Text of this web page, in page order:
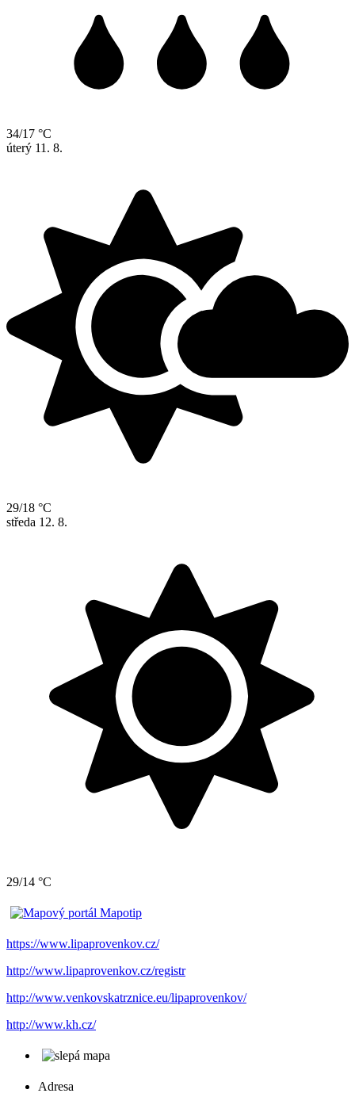
34/17 °C
úterý 11. 8.
29/18 °C
středa 12. 8.
29/14 °C
https://www.lipaprovenkov.cz/
http://www.lipaprovenkov.cz/registr
http://www.venkovskatrznice.eu/lipaprovenkov/
http://www.kh.cz/
Adresa